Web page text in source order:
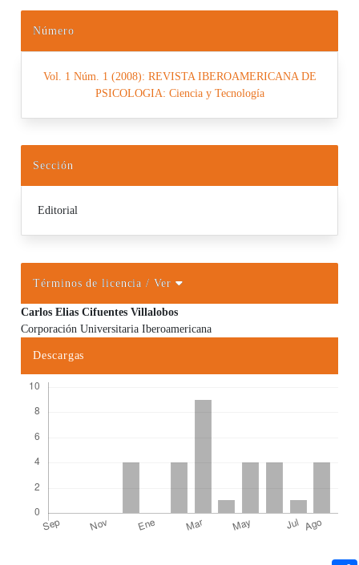
Número
Vol. 1 Núm. 1 (2008): REVISTA IBEROAMERICANA DE
PSICOLOGIA: Ciencia y Tecnología
Sección
Editorial
Términos de licencia/ Ver
Contenido principal del artículo
Carlos Elias Cifuentes Villalobos
Corporación Universitaria Iberoamericana
Descargas